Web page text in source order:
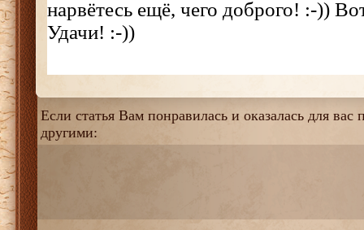
нарвётесь ещё, чего доброго! :-))
Удачи! :-))
Если статья Вам понравилась и оказалась для вас
другими: